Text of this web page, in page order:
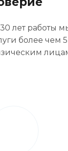
лет работы
более чем